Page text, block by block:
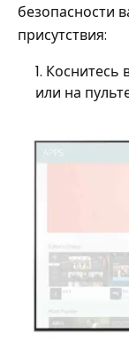
безопасности
присутствия:
Коснитесь
или на